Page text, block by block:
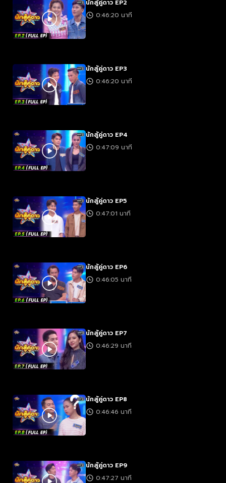
นักสู้คู่ดาว EP2
0:46:20 นาที
นักสู้คู่ดาว EP3
0:46:20 นาที
นักสู้คู่ดาว EP4
0:47:09 นาที
นักสู้คู่ดาว EP5
0:47:01 นาที
นักสู้คู่ดาว EP6
0:46:05 นาที
นักสู้คู่ดาว EP7
0:46:29 นาที
นักสู้คู่ดาว EP8
0:46:46 นาที
นักสู้คู่ดาว EP9
0:47:27 นาที